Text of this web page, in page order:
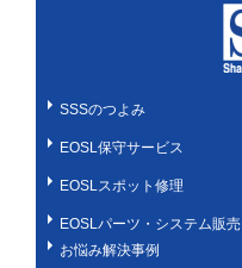
SSSのつよみ
EOSL保守サービス
EOSLスポット修理
EOSLパーツ・システム販売
お悩み解決事例